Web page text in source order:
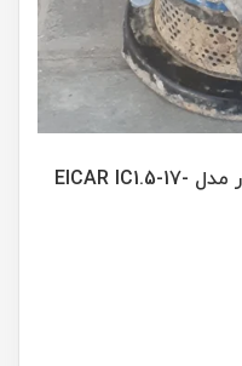
پمپ کفکش ۱ اینچ ۲۰ متری ایکار مدل EICAR IC1.5-17-